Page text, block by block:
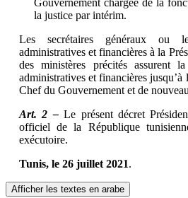
la justice par intérim.
Les secrétaires généraux ou
administratives et financières à la
des ministères précités assurent
administratives et financières
Chef du Gouvernement et de
Art. 2 –Le présent décret
officiel de la République
exécutoire.
Tunis, le 26 juillet 2021.
Afficher les textes en arabe